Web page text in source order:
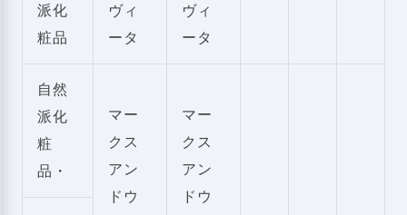
派化
粧品
ヴィ
ータ
ヴィ
ータ
自然
派化
粧
品・
マー
クス
アン
ドウ
マー
クス
アン
ドウ